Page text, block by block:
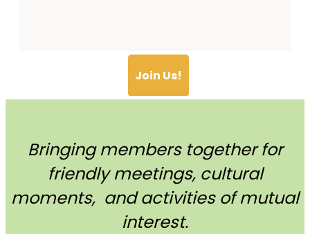
Join Us!
Bringing members together for
friendly meetings, cultural
moments, and activities of mutual
interest.